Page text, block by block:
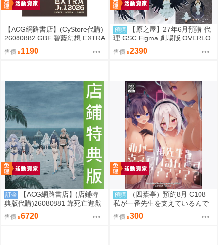
【ACG網路書店】(CyStore代購)
26080882 GBF 碧藍幻想 EXTRA
Fes 2026 場刊 附:序號
售價 1190
預購
【原之屋】27年6月預購 代
理 GSC Figma 劇場版 OVERLO
RD 聖王國篇 雅兒貝德 0918
售價 2390
訂金
【ACG網路書店】(店鋪特
典版代購)26080881 靠死亡遊戲
混飯吃。44:CLOUDY BEACH 藍
光BD 幽鬼抱枕套限定版
售價 6720
預購
（四葉亭）預約8月 C108
私が一番先生を支えているんで
すけど みどり
售價 300